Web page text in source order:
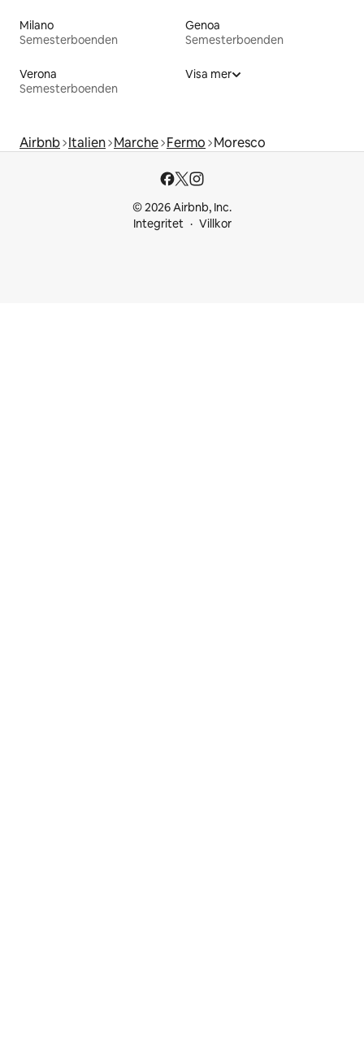
Milano
Semesterboenden
Genoa
Semesterboenden
Verona
Semesterboenden
Visa mer
Airbnb Italien Marche Fermo Moresco
© 2026 Airbnb, Inc.
Integritet
Villkor